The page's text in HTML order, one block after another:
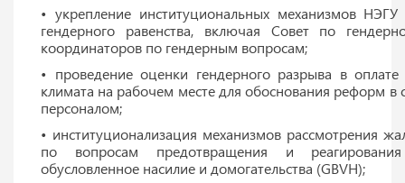
• укрепление институциональных механизмов
гендерного равенства, включая Совет по
координаторов по гендерным вопросам;
• проведение оценки гендерного разрыва в
климата на рабочем месте для обоснования реформ в
персоналом;
• институционализация механизмов рассмотрения
по вопросам предотвращения и
обусловленное насилие и домогательства (GBVH);